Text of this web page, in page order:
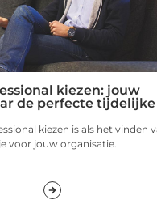
kiezen: jouw
de perfecte
kiezen is als het vinden
voor jouw organisatie.